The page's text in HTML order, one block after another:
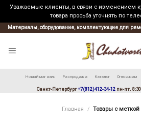
Уважаемые клиенты, в связи с изменением
товара просьба уточнять по
Skip
to
Материалы, оборудование, комплектующие для
Новый магазин Распродажа Каталог Оптовикам
Санкт-Петербург+7(812)412-34-12 пн-пт.
Главная / Товары с меткой